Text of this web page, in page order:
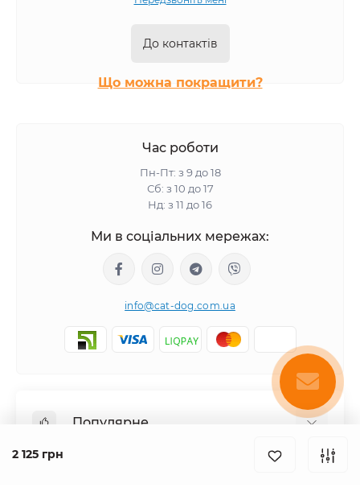
2 125 грн
До контактів
Що можна покращити?
Час роботи
Пн-Пт: з 9 до 18
Сб: з 10 до 17
Нд: з 11 до 16
Ми в соціальних мережах:
info@cat-dog.com.ua
Популярне